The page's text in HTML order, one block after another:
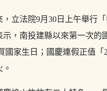
，立法院9月30日上午舉行
示，南投建縣以來第一次的
國家生日；國慶連假正值